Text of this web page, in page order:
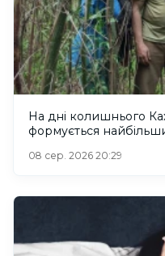
На дні колишнього
формується
08 сер. 2026 20:29